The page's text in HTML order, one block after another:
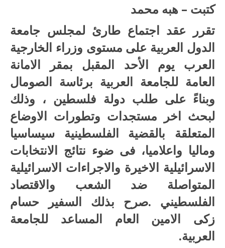
العرب
الأحد
القادم
مغلقة
كتبت – هبه محمد
تقرر عقد اجتماع طارئ لمجلس جامعة
الدول العربية على مستوى وزراء الخارجية
العرب يوم الأحد المقبل بمقر الامانة
العامة للجامعة العربية برئاسة الصومال
وبناءً على طلب دولة فلسطين ، وذلك
لبحث اخر مستجدات وتطورات الاوضاع
المتعلقة بالقضية الفلسطينية سيساسيا
وماليا واعلاميا، فى ضوء نتائج الانتخابات
الاسرائيلية الاخيرة والاجراءات الاسرائيلية
المتواصلة ضد الشعب والاقتصاد
الفلسطيني .صرح بذلك السفير حسام
زكى الامين العام المساعد للجامعة
العربية.